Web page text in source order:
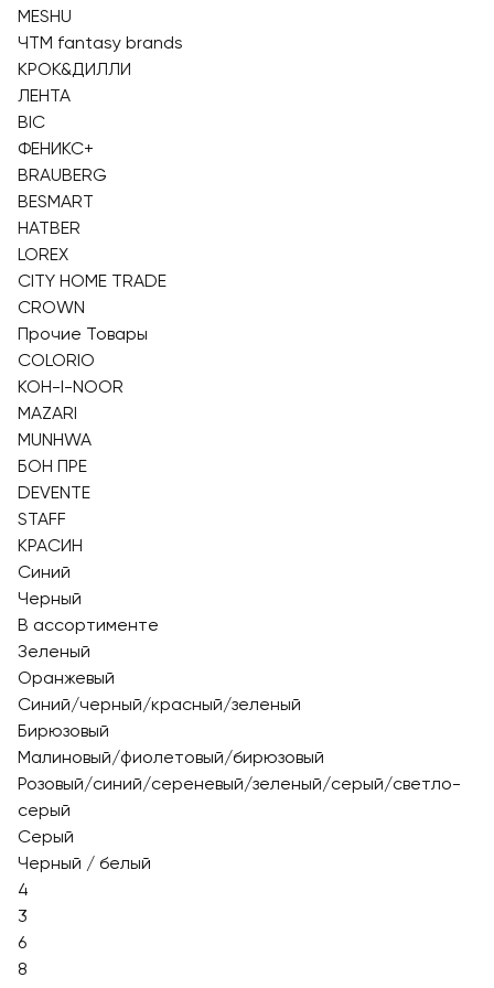
MESHU
ЧТМ fantasy brands
КРОК&ДИЛЛИ
ЛЕНТА
BIC
ФЕНИКС+
BRAUBERG
BESMART
HATBER
LOREX
CITY HOME TRADE
CROWN
Прочие Товары
COLORIO
KOH-I-NOOR
MAZARI
MUNHWA
БОН ПРЕ
DEVENTE
STAFF
КРАСИН
Синий
Черный
В ассортименте
Зеленый
Оранжевый
Синий/черный/красный/зеленый
Бирюзовый
Малиновый/фиолетовый/бирюзовый
Розовый/синий/сереневый/зеленый/серый/светло-
серый
Серый
Черный / белый
4
3
6
8